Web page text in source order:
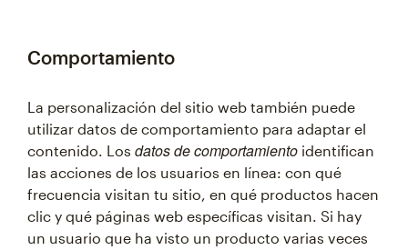
Comportamiento
La personalización del sitio web también puede
utilizar datos de comportamiento para adaptar el
contenido. Los datos de comportamiento identifican
las acciones de los usuarios en línea: con qué
frecuencia visitan tu sitio, en qué productos hacen
clic y qué páginas web específicas visitan. Si hay
un usuario que ha visto un producto varias veces